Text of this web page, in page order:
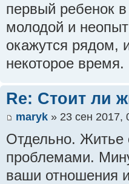
первый ребенок
молодой и
окажутся рядом,
некоторое время.
Re: Стоит ли
maryk » 23 сен 2017,
Отдельно. Житье
проблемами.
ваши отношения